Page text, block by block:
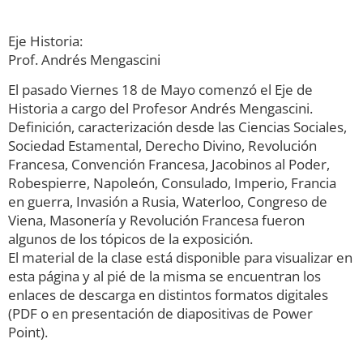
Eje Historia:
Prof. Andrés Mengascini
El pasado Viernes 18 de Mayo comenzó el Eje de
Historia a cargo del Profesor Andrés Mengascini.
Definición, caracterización desde las Ciencias Sociales,
Sociedad Estamental, Derecho Divino, Revolución
Francesa, Convención Francesa, Jacobinos al Poder,
Robespierre, Napoleón, Consulado, Imperio, Francia
en guerra, Invasión a Rusia, Waterloo, Congreso de
Viena, Masonería y Revolución Francesa fueron
algunos de los tópicos de la exposición.
El material de la clase está disponible para visualizar en
esta página y al pié de la misma se encuentran los
enlaces de descarga en distintos formatos digitales
(PDF o en presentación de diapositivas de Power
Point).